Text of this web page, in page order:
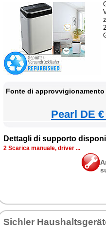
Fonte di
Pearl DE
Dettagli di supporto
2 Scarica manuale, driver ...
Sichler